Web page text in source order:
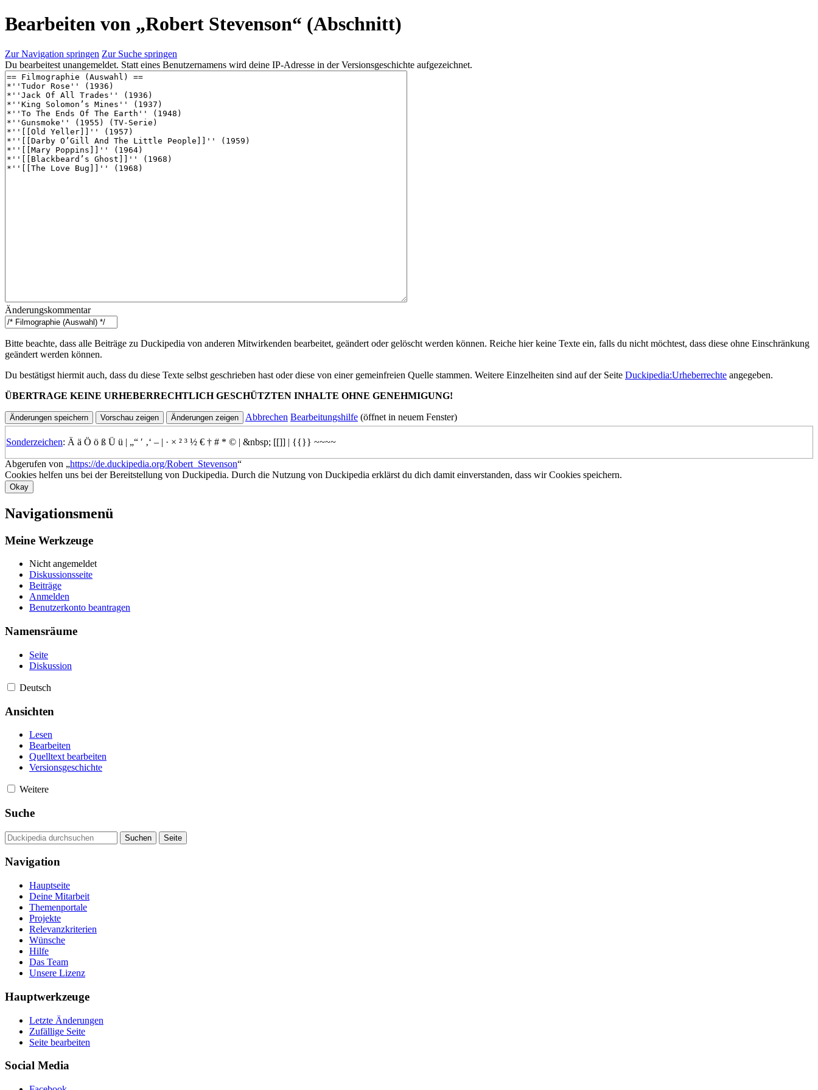
Bearbeiten von „Robert Stevenson“ (Abschnitt)
Zur Navigation springen Zur Suche springen
Du bearbeitest unangemeldet. Statt eines Benutzernamens wird deine IP-Adresse in der Versionsgeschichte aufgezeichnet.
Änderungskommentar
Bitte beachte, dass alle Beiträge zu Duckipedia von anderen Mitwirkenden bearbeitet, geändert oder gelöscht werden können. Reiche hier keine Texte ein, falls du nicht möchtest, dass diese ohne Einschränkung
geändert werden können.
Du bestätigst hiermit auch, dass du diese Texte selbst geschrieben hast oder diese von einer gemeinfreien Quelle stammen. Weitere Einzelheiten sind auf der Seite Duckipedia:Urheberrechte angegeben.
ÜBERTRAGE KEINE URHEBERRECHTLICH GESCHÜTZTEN INHALTE OHNE GENEHMIGUNG!
Abbrechen Bearbeitungshilfe (öffnet in neuem Fenster)
Sonderzeichen: Ä ä Ö ö ß Ü ü | „“ ′ ‚‘ – | · × ² ³ ½ € † # * © | &nbsp; [[]] | {{}} ~~~~
Abgerufen von „https://de.duckipedia.org/Robert_Stevenson“
Cookies helfen uns bei der Bereitstellung von Duckipedia. Durch die Nutzung von Duckipedia erklärst du dich damit einverstanden, dass wir Cookies speichern.
Okay
Navigationsmenü
Meine Werkzeuge
Nicht angemeldet
Diskussionsseite
Beiträge
Anmelden
Benutzerkonto beantragen
Namensräume
Seite
Diskussion
Deutsch
Ansichten
Lesen
Bearbeiten
Quelltext bearbeiten
Versionsgeschichte
Weitere
Suche
Navigation
Hauptseite
Deine Mitarbeit
Themenportale
Projekte
Relevanzkriterien
Wünsche
Hilfe
Das Team
Unsere Lizenz
Hauptwerkzeuge
Letzte Änderungen
Zufällige Seite
Seite bearbeiten
Social Media